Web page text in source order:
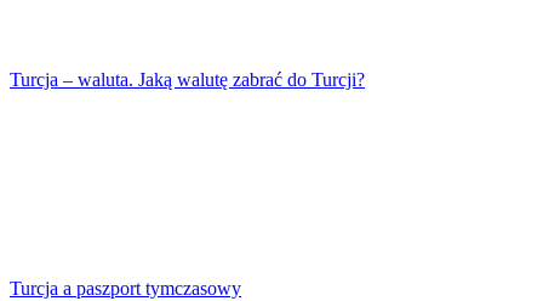
Turcja – waluta. Jaką walutę zabrać do Turcji?
Turcja a paszport tymczasowy